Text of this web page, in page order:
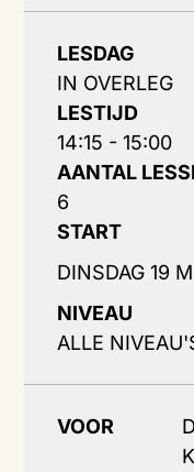
LESDAG
IN OVERLEG
LESTIJD
14:15 - 15:00
AANTAL
6
START
DINSDAG 19
NIVEAU
ALLE
VOOR